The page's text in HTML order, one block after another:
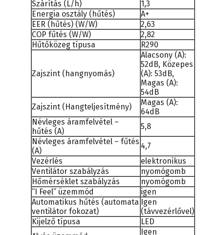
Szárítás (L/h)
1,3
Energia osztály (hűtés)
A+
EER (hűtés) (W/W)
2,63
COP fűtés (W/W)
2,82
Hűtőközeg típusa
R290
Zajszint (hangnyomás)
Alacsony (A):
52dB, Közepes
(A): 53dB,
Magas (A):
54dB
Zajszint (Hangteljesítmény)
Magas (A):
64dB
Névleges áramfelvétel –
hűtés (A)
5,8
Névleges áramfelvétel – fűtés
(A)
4,7
Vezérlés
elektronikus
Ventilátor szabályzás
nyomógomb
Hőmérséklet szabályzás
nyomógomb
“I Feel” üzemmód
igen
Automatikus hűtés (automata
ventilátor fokozat)
Igen
(távvezérlővel)
Kijelző típusa
LED
Igen